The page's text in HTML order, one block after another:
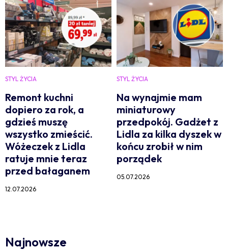
STYL ŻYCIA
Remont kuchni
dopiero za rok, a
gdzieś muszę
wszystko zmieścić.
Wóżeczek z Lidla
ratuje mnie teraz
przed bałaganem
12.07.2026
STYL ŻYCIA
Na wynajmie mam
miniaturowy
przedpokój. Gadżet z
Lidla za kilka dyszek w
końcu zrobił w nim
porządek
05.07.2026
Najnowsze